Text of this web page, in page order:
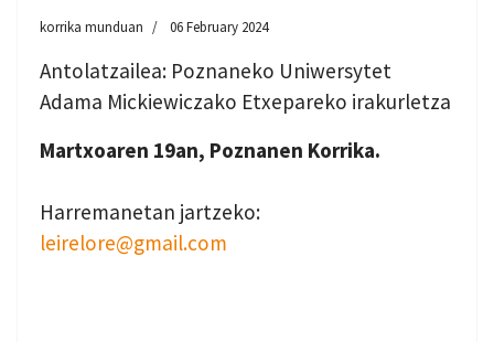
korrika munduan 06 February 2024
Antolatzailea: Poznaneko Uniwersytet
Adama Mickiewiczako Etxepareko irakurletza
Martxoaren 19an, Poznanen Korrika.
Harremanetan jartzeko:
leirelore@gmail.com